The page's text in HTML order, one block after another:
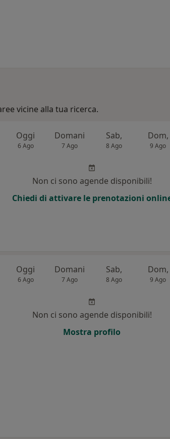
vicine alla tua ricerca.
Oggi
6 Ago
Domani
7 Ago
Sab,
8 Ago
Dom,
9 Ago
Non ci sono agende disponibili!
Chiedi di attivare le prenotazioni
Oggi
6 Ago
Domani
7 Ago
Sab,
8 Ago
Dom,
9 Ago
Non ci sono agende disponibili!
Mostra profilo